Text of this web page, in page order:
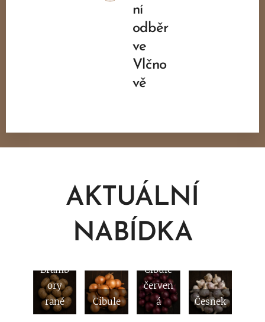
ní
odběr
ve
Vlčno
vě
AKTUÁLNÍ
NABÍDKA
Bramb
ory
rané
Cibule
Cibule
červen
á
Česnek